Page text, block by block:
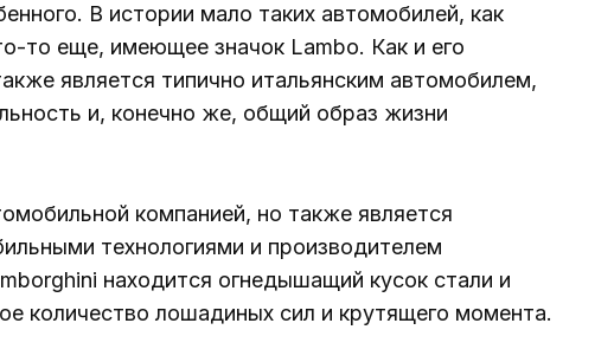
В истории мало таких автомобилей, как
то еще, имеющее значок Lambo. Как и его
является типично итальянским автомобилем,
и, конечно же, общий образ жизни
компанией, но также является
технологиями и производителем
находится огнедышащий кусок стали и
количество лошадиных сил и крутящего момента.